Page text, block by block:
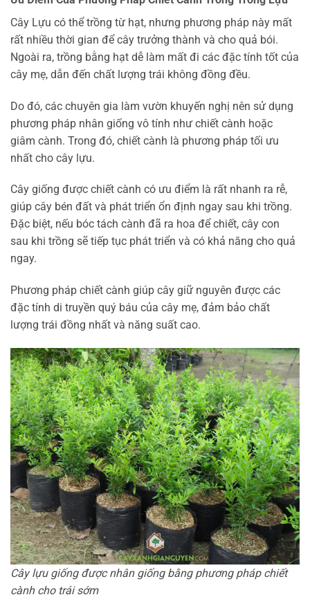
Cây Lựu có thể trồng từ hạt, nhưng phương pháp này mất
rất nhiều thời gian để cây trưởng thành và cho quả bói.
Ngoài ra, trồng bằng hạt dễ làm mất đi các đặc tính tốt của
cây mẹ, dẫn đến chất lượng trái không đồng đều.
Do đó, các chuyên gia làm vườn khuyến nghị nên sử dụng
phương pháp nhân giống vô tính như chiết cành hoặc
giâm cành. Trong đó, chiết cành là phương pháp tối ưu
nhất cho cây lựu.
Cây giống được chiết cành có ưu điểm là rất nhanh ra rễ,
giúp cây bén đất và phát triển ổn định ngay sau khi trồng.
Đặc biệt, nếu bóc tách cành đã ra hoa để chiết, cây con
sau khi trồng sẽ tiếp tục phát triển và có khả năng cho quả
ngay.
Phương pháp chiết cành giúp cây giữ nguyên được các
đặc tính di truyền quý báu của cây mẹ, đảm bảo chất
lượng trái đồng nhất và năng suất cao.
Cây lựu giống được nhân giống bằng phương pháp chiết
cành cho trái sớm